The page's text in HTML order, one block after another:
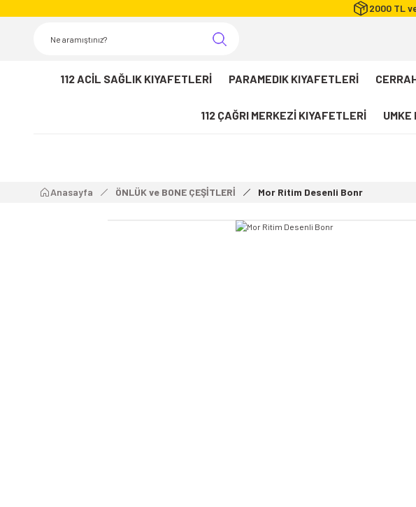
2000 TL
112 ACİL SAĞLIK KIYAFETLERİ PARAMEDIK KIYAFETLERİ
112 ÇAĞRI MERKEZİ KIYAFETLERİ
Anasayfa ÖNLÜK ve BONE ÇEŞİTLERİ Mor Ritim Desenli Bonr